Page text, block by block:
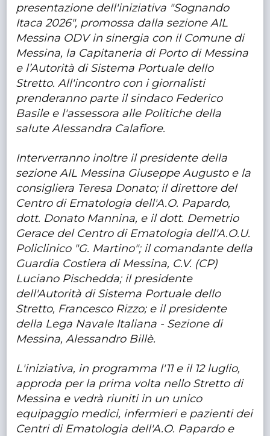
presentazione dell'iniziativa "Sognando
Itaca 2026", promossa dalla sezione AIL
Messina ODV in sinergia con il Comune di
Messina, la Capitaneria di Porto di Messina
e l’Autorità di Sistema Portuale dello
Stretto. All'incontro con i giornalisti
prenderanno parte il sindaco Federico
Basile e l'assessora alle Politiche della
salute Alessandra Calafiore.
Interverranno inoltre il presidente della
sezione AIL Messina Giuseppe Augusto e la
consigliera Teresa Donato; il direttore del
Centro di Ematologia dell'A.O. Papardo,
dott. Donato Mannina, e il dott. Demetrio
Gerace del Centro di Ematologia dell'A.O.U.
Policlinico "G. Martino"; il comandante della
Guardia Costiera di Messina, C.V. (CP)
Luciano Pischedda; il presidente
dell'Autorità di Sistema Portuale dello
Stretto, Francesco Rizzo; e il presidente
della Lega Navale Italiana - Sezione di
Messina, Alessandro Billè.
L'iniziativa, in programma l'11 e il 12 luglio,
approda per la prima volta nello Stretto di
Messina e vedrà riuniti in un unico
equipaggio medici, infermieri e pazienti dei
Centri di Ematologia dell'A.O. Papardo e